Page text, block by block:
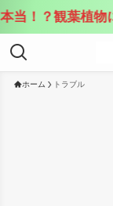
！？観葉植物
ホーム トラブル